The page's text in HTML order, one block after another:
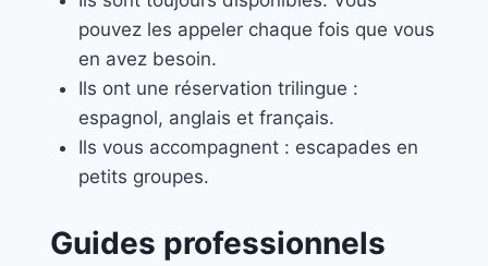
pouvez les appeler chaque fois que vous
en avez besoin.
Ils ont une réservation trilingue :
espagnol, anglais et français.
Ils vous accompagnent : escapades en
petits groupes.
Guides professionnels